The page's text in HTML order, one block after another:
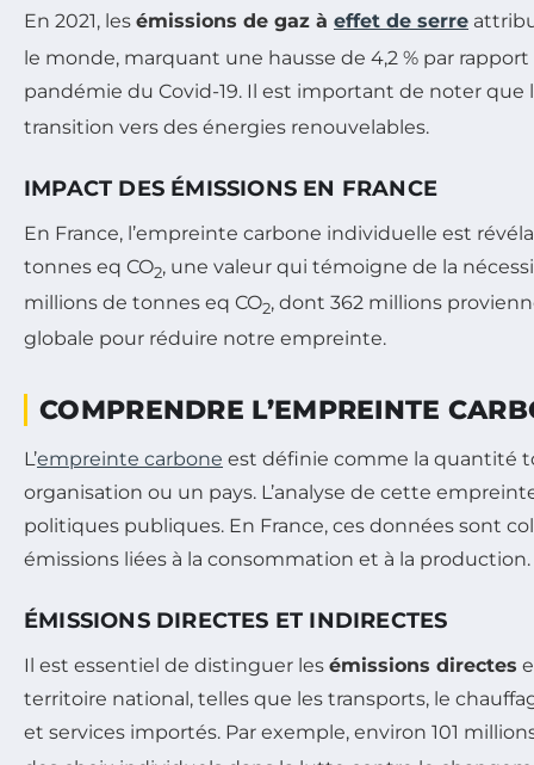
En 2021, les émissions de gaz à effet de serre
le monde, marquant une hausse de 4,2 % par
pandémie du Covid-19. Il est important de noter que
transition vers des énergies renouvelables.
IMPACT DES ÉMISSIONS EN FRANCE
En France, l’empreinte carbone individuelle est
tonnes eq CO2, une valeur qui témoigne de la
millions de tonnes eq CO2, dont 362 millions
globale pour réduire notre empreinte.
COMPRENDRE L’EMPREINTE
L’empreinte carbone est définie comme la quantité
organisation ou un pays. L’analyse de cette
politiques publiques. En France, ces données sont
émissions liées à la consommation et à la production.
ÉMISSIONS DIRECTES ET INDIRECTES
Il est essentiel de distinguer les émissions directes
territoire national, telles que les transports, le
et services importés. Par exemple, environ 101